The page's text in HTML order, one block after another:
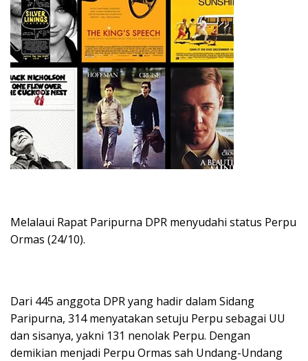
Melalaui Rapat Paripurna DPR menyudahi status Perpu
Ormas (24/10).
Dari 445 anggota DPR yang hadir dalam Sidang
Paripurna, 314 menyatakan setuju Perpu sebagai UU
dan sisanya, yakni 131 nenolak Perpu. Dengan
demikian menjadi Perpu Ormas sah Undang-Undang